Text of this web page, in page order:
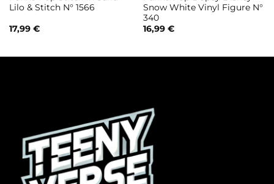
Lilo & Stitch N° 1566
17,99 €
Snow White Vinyl Figure N°
340
16,99 €